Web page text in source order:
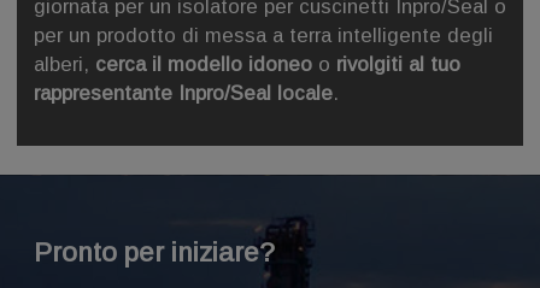
giornata per un isolatore per cuscinetti Inpro/Seal o
per un prodotto di messa a terra intelligente degli
alberi, cerca il modello idoneo o rivolgiti al tuo
rappresentante Inpro/Seal locale.
Pronto per iniziare?